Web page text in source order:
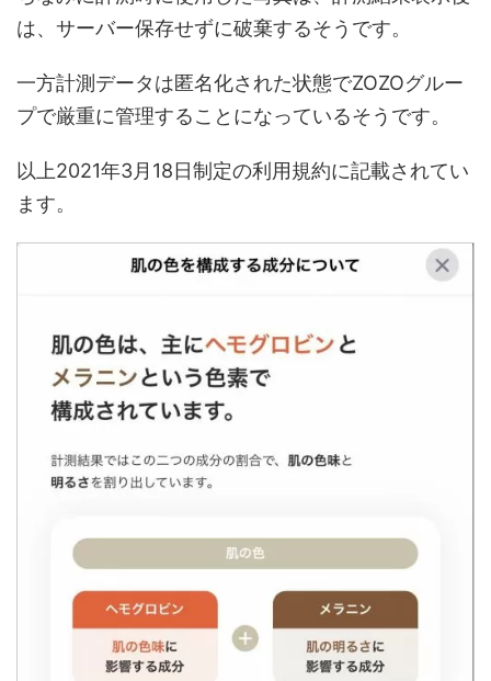
は、サーバー保存せずに破棄するそうです。
一方計測データは匿名化された状態でZOZOグルー
プで厳重に管理することになっているそうです。
以上2021年3月18日制定の利用規約に記載されてい
ます。